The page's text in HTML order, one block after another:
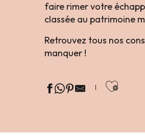
faire rimer votre
classée au patrimoine
Retrouvez tous nos
manquer !